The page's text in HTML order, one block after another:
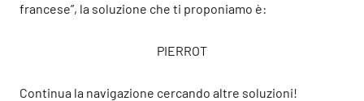
francese”, la soluzione che ti proponiamo è:
PIERROT
Continua la navigazione cercando altre soluzioni!